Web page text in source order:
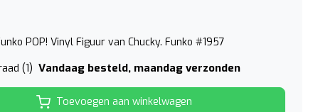
POP! Vinyl Figuur van Chucky. Funko #1957
(1) Vandaag besteld, maandag verzonden
Toevoegen aan winkelwagen